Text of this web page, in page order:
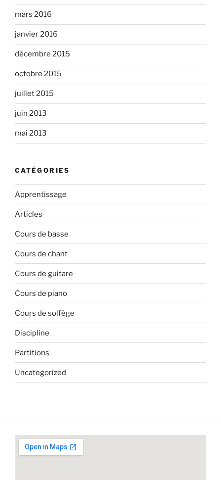
mars 2016
janvier 2016
décembre 2015
octobre 2015
juillet 2015
juin 2013
mai 2013
CATÉGORIES
Apprentissage
Articles
Cours de basse
Cours de chant
Cours de guitare
Cours de piano
Cours de solfège
Discipline
Partitions
Uncategorized